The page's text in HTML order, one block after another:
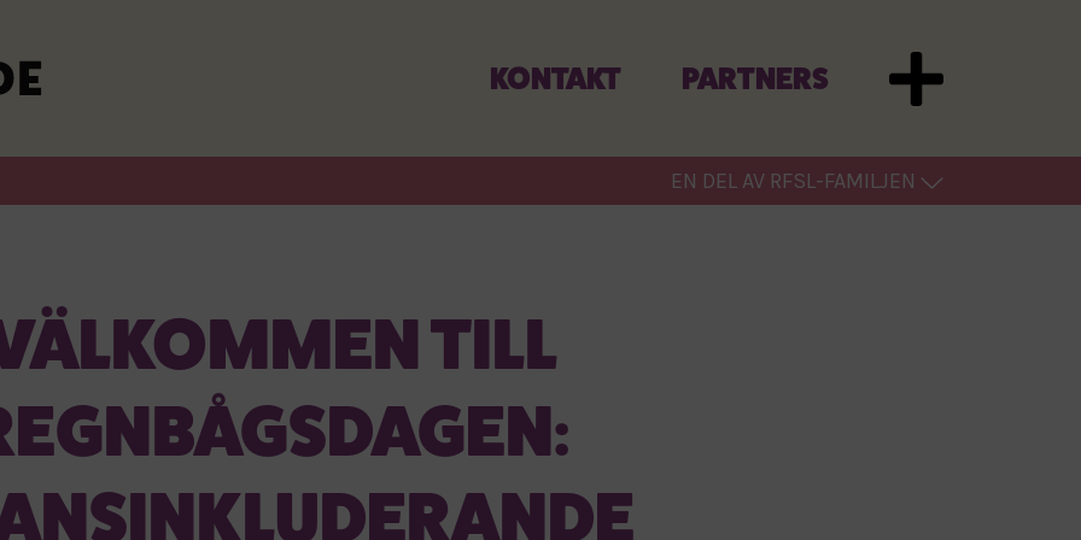
KONTAKT PARTNERS
EN DEL AV RFSL-FAMILJEN
TILL